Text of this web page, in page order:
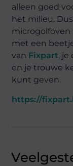
alleen goed
het milieu.
met een
van Fixpart, je
en je trouwe
kunt geven.
https://